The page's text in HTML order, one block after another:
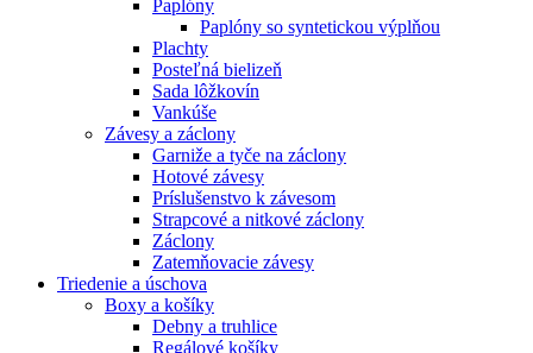
Paplóny
Paplóny so syntetickou výplňou
Plachty
Posteľná bielizeň
Sada lôžkovín
Vankúše
Závesy a záclony
Garniže a tyče na záclony
Hotové závesy
Príslušenstvo k závesom
Strapcové a nitkové záclony
Záclony
Zatemňovacie závesy
Triedenie a úschova
Boxy a košíky
Debny a truhlice
Regálové košíky